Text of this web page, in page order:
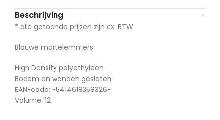
Beschrijving
* alle getoonde prijzen zijn ex. BTW
Blauwe mortelemmers
High Density polyethyleen
Bodem en wanden gesloten
EAN-code: -5414618358326-
Volume: 12